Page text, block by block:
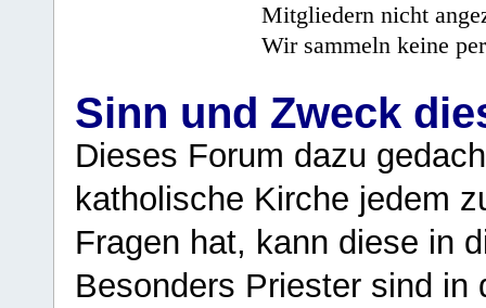
Mitgliedern nicht
Wir sammeln keine
Sinn und Zweck
Dieses Forum dazu
katholische Kirche jedem
Fragen hat, kann diese in
Besonders Priester sind in